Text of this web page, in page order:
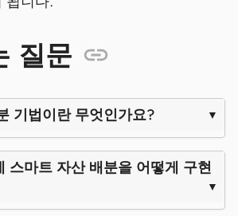
질문
기법이란 무엇인가요?
스마트 자산 배분을 어떻게 구현